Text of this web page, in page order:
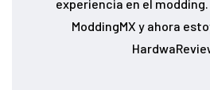
experiencia en el
ModdingMX y ahora